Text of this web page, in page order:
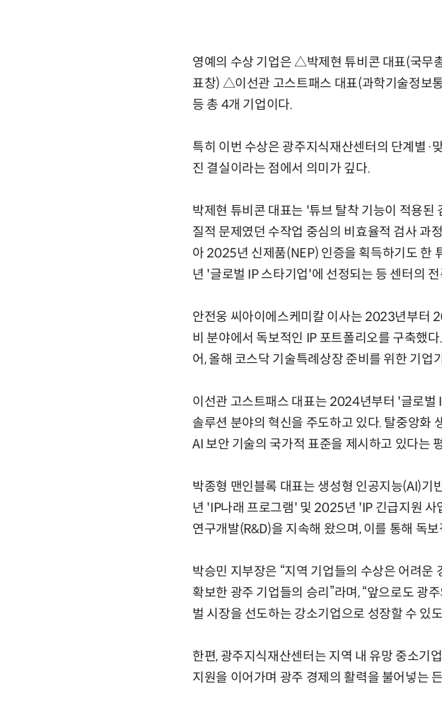
영예의 수상 기업은 △박제현 튜비콘 대표(국
표창) △이선관 고스트패스 대표(과학기술정보
등 총 4개 기업이다.
특히 이번 수상은 광주지식재산센터의 단계별·
진 결실이라는 점에서 의미가 깊다.
박제현 튜비콘 대표는 '튜브 탈착 기능이 적용
질적 문제였던 수작업 중심의 비효율적 검사 과
아 2025년 신제품(NEP) 인증을 획득하기도
년 '글로벌 IP 스타기업'에 선정되는 등 센터의
안전웅 씨아이에스케미칼 이사는 2023년부터
비 분야에서 독보적인 IP 포트폴리오를 구축했
어, 올해 코스닥 기술특례상장 준비를 위한 기업
이선관 고스트패스 대표는 2024년부터 '글로벌
솔루션 분야의 혁신을 주도하고 있다. 탈중앙화
AI 보안 기술의 국가적 표준을 제시하고 있다는
박종형 맨인블록 대표는 생성형 인공지능(AI)
년 'IP나래 프로그램' 및 2025년 'IP 긴급지원 사
연구개발(R&D)을 지속해 왔으며, 이를 통해 독
박승민 지부장은 “지역 기업들의 수상은 어려
확보한 광주 기업들의 승리”라며, “앞으로도 광
벌 시장을 선도하는 강소기업으로 성장할 수 있
한편, 광주지식재산센터는 지역 내 유망 중소기
지원을 이어가며 광주 경제의 활력을 불어넣는